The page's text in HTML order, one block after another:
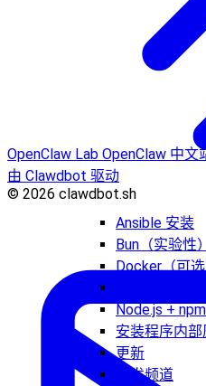
Ansible 安装
Bun（实验性）
Docker（可
Node.js +
安装程序内部
更新
开发频道
OpenClaw Lab OpenClaw 中文
由 Clawdbot 驱动
© 2026 clawdbot.sh